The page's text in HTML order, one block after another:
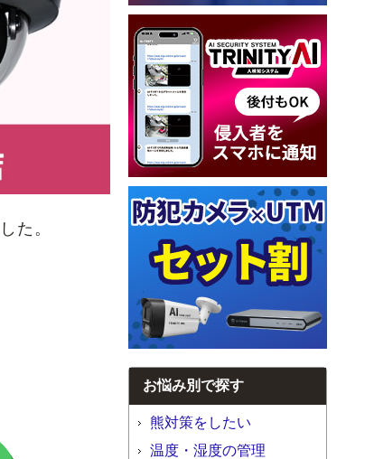
た。
お悩み別で探す
熊対策をしたい
温度・湿度の管理